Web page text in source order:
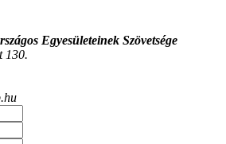
Egyesületeinek Szövetsége
130.